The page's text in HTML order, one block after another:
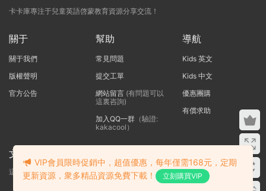
卡卡庫專注于兒童英語啓蒙教育資源分享交流！
關于
關于我們
版權聲明
官方公告
幫助
常見問題
提交工單
網站留言(有問題可以
這裏咨詢)
加入QQ一群（驗證:
kakacool）
導航
Kids 英文
Kids 中文
優惠團購
有償求助
文本标題
這裏輸入代碼
VIP會員限時促銷中，超值優惠，每年僅需168元，定期
更新資源，衆多精品資源免費下載！
立刻購買VIP